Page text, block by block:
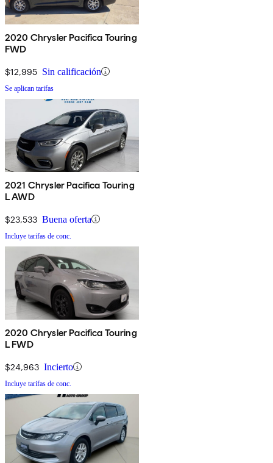
2020 Chrysler Pacifica Touring
FWD
$12,995 Sin calificación
Se aplican tarifas
2021 Chrysler Pacifica Touring
L AWD
$23,533 Buena oferta
Incluye tarifas de conc.
2020 Chrysler Pacifica Touring
L FWD
$24,963 Incierto
Incluye tarifas de conc.